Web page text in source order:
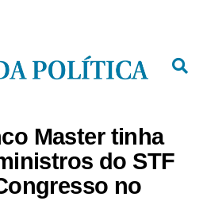
Master tinha
do STF
no